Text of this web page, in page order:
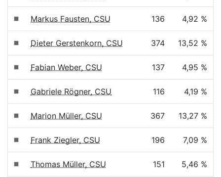
Markus Fausten, CSU 136 4,92 %
Dieter Gerstenkorn, CSU 374 13,52 %
Fabian Weber, CSU 137 4,95 %
Gabriele Rögner, CSU 116 4,19 %
Marion Müller, CSU 367 13,27 %
Frank Ziegler, CSU 196 7,09 %
Thomas Müller, CSU 151 5,46 %